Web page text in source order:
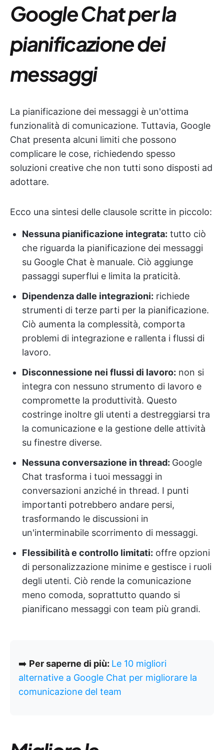
Google Chat per la
pianificazione dei
messaggi
La pianificazione dei messaggi è un'ottima
funzionalità di comunicazione. Tuttavia, Google
Chat presenta alcuni limiti che possono
complicare le cose, richiedendo spesso
soluzioni creative che non tutti sono disposti ad
adottare.
Ecco una sintesi delle clausole scritte in piccolo:
Nessuna pianificazione integrata: tutto ciò
che riguarda la pianificazione dei messaggi
su Google Chat è manuale. Ciò aggiunge
passaggi superflui e limita la praticità.
Dipendenza dalle integrazioni: richiede
strumenti di terze parti per la pianificazione.
Ciò aumenta la complessità, comporta
problemi di integrazione e rallenta i flussi di
lavoro.
Disconnessione nei flussi di lavoro: non si
integra con nessuno strumento di lavoro e
compromette la produttività. Questo
costringe inoltre gli utenti a destreggiarsi tra
la comunicazione e la gestione delle attività
su finestre diverse.
Nessuna conversazione in thread: Google
Chat trasforma i tuoi messaggi in
conversazioni anziché in thread. I punti
importanti potrebbero andare persi,
trasformando le discussioni in
un'interminabile scorrimento di messaggi.
Flessibilità e controllo limitati: offre opzioni
di personalizzazione minime e gestisce i ruoli
degli utenti. Ciò rende la comunicazione
meno comoda, soprattutto quando si
pianificano messaggi con team più grandi.
➡️ Per saperne di più: Le 10 migliori
alternative a Google Chat per migliorare la
comunicazione del team